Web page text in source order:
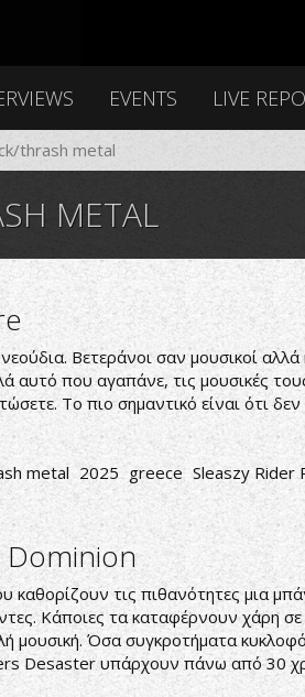
EVENTS LIVE
thrash metal
METAL
Βετεράνοι σαν μουσικοί
αυτό που αγαπάνε, τις μουσικές
Το πιο σημαντικό είναι ότι
metal 2025 greece Sleaszy Rider
Dominion
καθορίζουν τις πιθανότητες μια
Κάποιες τα καταφέρνουν χάρη
μουσική. Όσα συγκροτήματα
Desaster υπάρχουν πάνω από 30